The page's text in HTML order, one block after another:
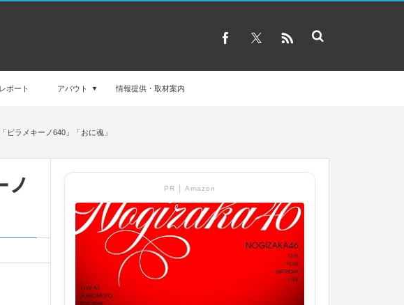
レポート アバウト 情報提供・取材案内
ピラメキーノ640」「おに魂」
ノ
PR │ Amazon